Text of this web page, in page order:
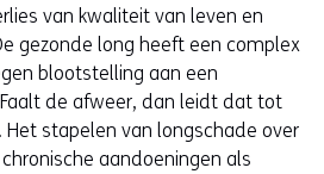
van kwaliteit van leven en
gezonde long heeft een complex
blootstelling aan een
de afweer, dan leidt dat tot
stapelen van longschade over
aandoeningen als